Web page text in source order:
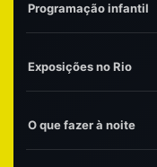
Programação infantil
Exposições no Rio
O que fazer à noite